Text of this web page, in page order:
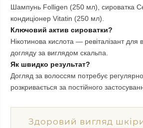
Шампунь Folligen (250 мл), сироватка
кондиціонер Vitatin (250 мл).
Ключовий актив сироватки?
Нікотинова кислота — ревіталізант для
догляду за виглядом скальпа.
Як швидко результат?
Догляд за волоссям потребує
розкривається за постійного
Здоровий вигляд